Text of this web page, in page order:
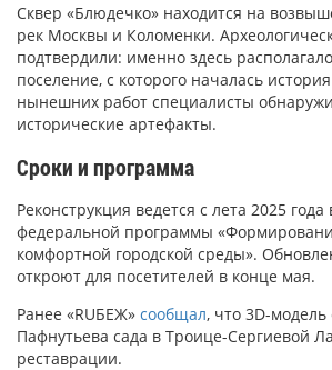
Сквер «Блюдечко» находится на
рек Москвы и Коломенки.
подтвердили: именно здесь
поселение, с которого началась
нынешних работ специалисты
исторические артефакты.
Сроки и программа
Реконструкция ведется с лета 2025 года
федеральной программы
комфортной городской среды».
откроют для посетителей в конце мая.
Ранее «RUБЕЖ» сообщал, что 3D-модель
Пафнутьева сада в Троице-Сергиевой
реставрации.